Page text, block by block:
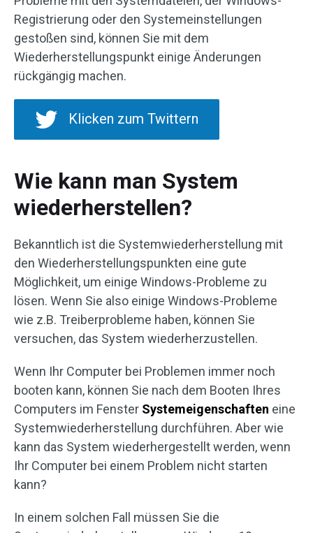
Registrierung oder den Systemeinstellungen
gestoßen sind, können Sie mit dem
Wiederherstellungspunkt einige Änderungen
rückgängig machen.
Klicken zum Twittern
Wie kann man System
wiederherstellen?
Bekanntlich ist die Systemwiederherstellung mit
den Wiederherstellungspunkten eine gute
Möglichkeit, um einige Windows-Probleme zu
lösen. Wenn Sie also einige Windows-Probleme
wie z.B. Treiberprobleme haben, können Sie
versuchen, das System wiederherzustellen.
Wenn Ihr Computer bei Problemen immer noch
booten kann, können Sie nach dem Booten Ihres
Computers im Fenster Systemeigenschaften eine
Systemwiederherstellung durchführen. Aber wie
kann das System wiederhergestellt werden, wenn
Ihr Computer bei einem Problem nicht starten
kann?
In einem solchen Fall müssen Sie die